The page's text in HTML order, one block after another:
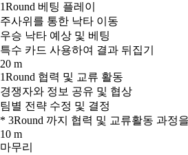
1Round 베팅 플레이
주사위를 통한 낙타 이동
우승 낙타 예상 및 베팅
특수 카드 사용하여 결과 뒤집기
20 m
1Round 협력 및 교류 활동
경쟁자와 정보 공유 및 협상
팀별 전략 수정 및 결정
* 3Round 까지 협력 및 교류활동 과정
10 m
마무리